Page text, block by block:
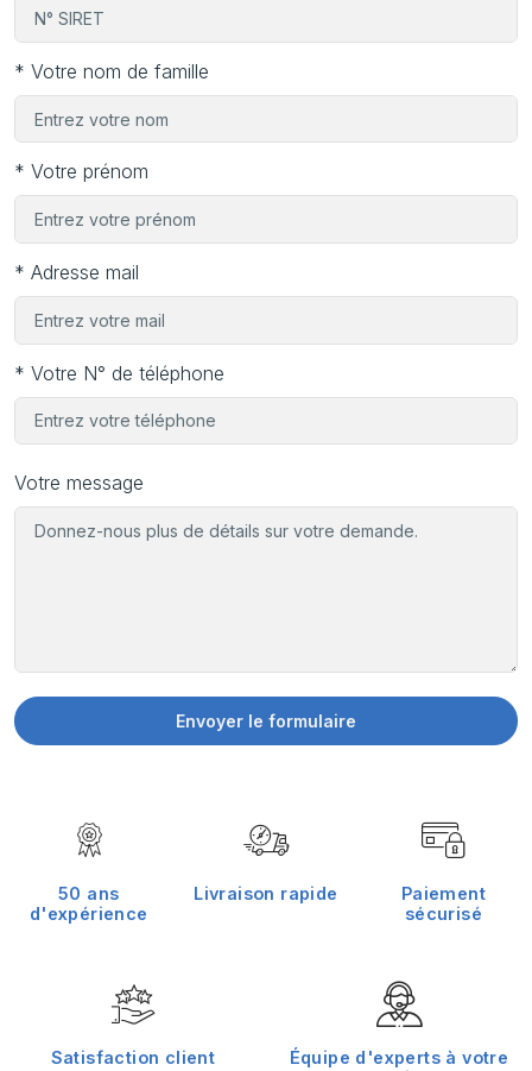
* Votre nom de famille
* Votre prénom
* Adresse mail
* Votre N° de téléphone
Votre message
Envoyer le formulaire
50 ans
d'expérience
Livraison rapide
Paiement
sécurisé
Satisfaction client
Équipe d'experts à votre